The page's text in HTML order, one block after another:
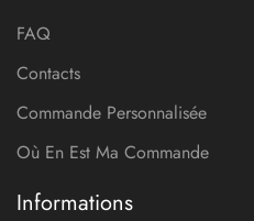
FAQ
Contacts
Commande Personnalisée
Où En Est Ma Commande
Informations